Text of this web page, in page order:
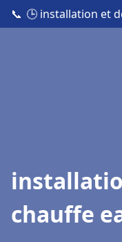
📞 🕒 installation et
chauffe